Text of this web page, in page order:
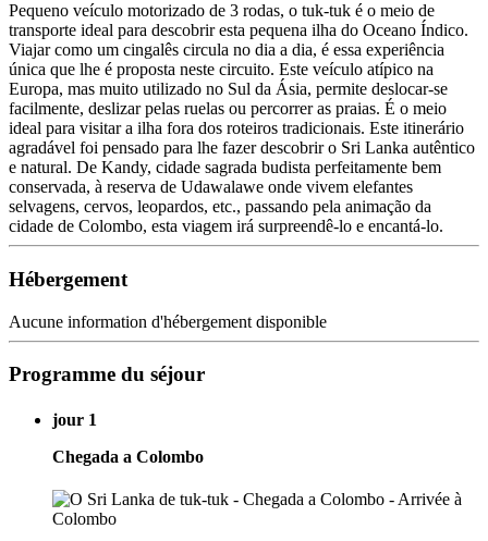
Pequeno veículo motorizado de 3 rodas, o tuk-tuk é o meio de
transporte ideal para descobrir esta pequena ilha do Oceano Índico.
Viajar como um cingalês circula no dia a dia, é essa experiência
única que lhe é proposta neste circuito. Este veículo atípico na
Europa, mas muito utilizado no Sul da Ásia, permite deslocar-se
facilmente, deslizar pelas ruelas ou percorrer as praias. É o meio
ideal para visitar a ilha fora dos roteiros tradicionais. Este itinerário
agradável foi pensado para lhe fazer descobrir o Sri Lanka autêntico
e natural. De Kandy, cidade sagrada budista perfeitamente bem
conservada, à reserva de Udawalawe onde vivem elefantes
selvagens, cervos, leopardos, etc., passando pela animação da
cidade de Colombo, esta viagem irá surpreendê-lo e encantá-lo.
Hébergement
Aucune information d'hébergement disponible
Programme du séjour
jour 1
Chegada a Colombo